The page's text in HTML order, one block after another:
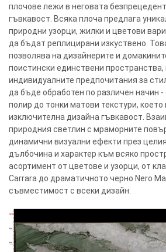
плочове лежи в неговата
гъвкавост. Всяка плоча предлага
природни узорци, жилки и цветови
да бъдат реплицирани изкуствено.
позволява на дизайнерите и
поистински единствени пространства,
индивидуалните предпочитания за
да бъде обработен по различен начин
полир до тонки матови текстури,
изключителна дизайна гъвкавост.
природния светлин с мраморните
динамични визуални ефекти през
дълбочина и характер към всяко
асортимент от цветове и узорци, от
Carrara до драматичното черно Nero
съвместимост с всеки дизайн.